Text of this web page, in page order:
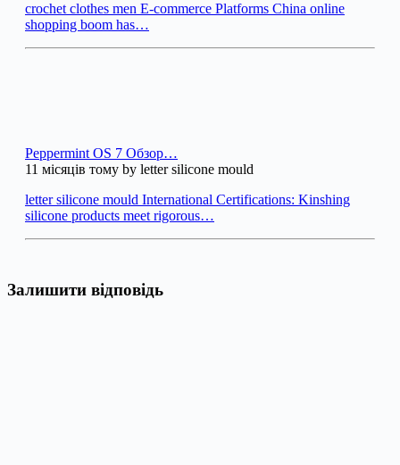
crochet clothes men E-commerce Platforms China online
shopping boom has…
Peppermint OS 7 Обзор…
11 місяців тому by letter silicone mould
letter silicone mould International Certifications: Kinshing
silicone products meet rigorous…
Залишити відповідь